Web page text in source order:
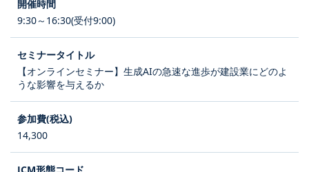
9:30～16:30(受付9:00)
【オンラインセミナー】生成AIの急速な進歩が建設業にどのよ
うな影響を与えるか
14,300